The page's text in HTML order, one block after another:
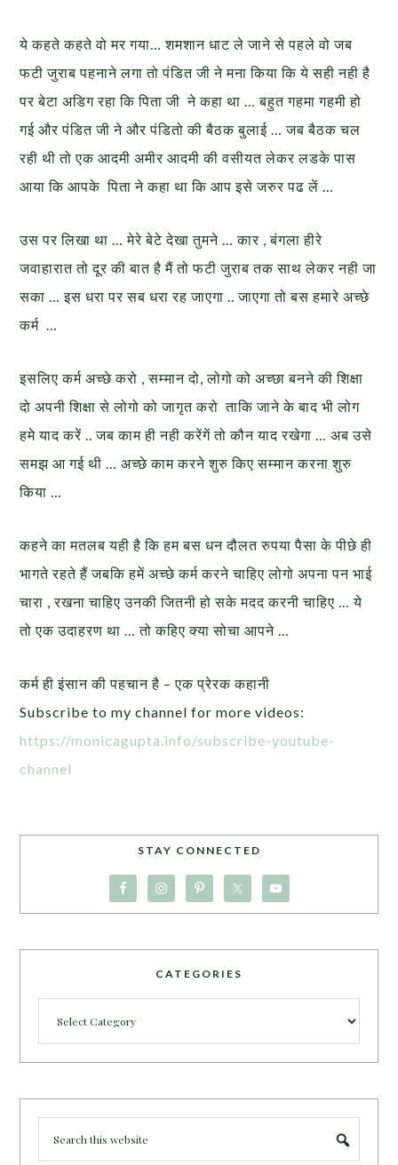
ये कहते कहते वो मर गया… शमशान धाट ले जाने से पहले वो जब
फटी जुराब पहनाने लगा तो पंडित जी ने मना किया कि ये सही नही है
पर बेटा अडिग रहा कि पिता जी ने कहा था … बहुत गहमा गहमी हो
गई और पंडित जी ने और पंडितो की बैठक बुलाई … जब बैठक चल
रही थी तो एक आदमी अमीर आदमी की वसीयत लेकर लडके पास
आया कि आपके पिता ने कहा था कि आप इसे जरुर पढ लें …
उस पर लिखा था … मेरे बेटे देखा तुमने … कार , बंगला हीरे
जवाहारात तो दूर की बात है मैं तो फटी जुराब तक साथ लेकर नही जा
सका … इस धरा पर सब धरा रह जाएगा .. जाएगा तो बस हमारे अच्छे
कर्म …
इसलिए कर्म अच्छे करो , सम्मान दो, लोगो को अच्छा बनने की शिक्षा
दो अपनी शिक्षा से लोगो को जागृत करो ताकि जाने के बाद भी लोग
हमे याद करें .. जब काम ही नही करेंगें तो कौन याद रखेगा … अब उसे
समझ आ गई थी … अच्छे काम करने शुरु किए सम्मान करना शुरु
किया …
कहने का मतलब यही है कि हम बस धन दौलत रुपया पैसा के पीछे ही
भागते रहते हैं जबकि हमें अच्छे कर्म करने चाहिए लोगो अपना पन भाई
चारा , रखना चाहिए उनकी जितनी हो सके मदद करनी चाहिए … ये
तो एक उदाहरण था … तो कहिए क्या सोचा आपने …
कर्म ही इंसान की पहचान है – एक प्रेरक कहानी
Subscribe to my channel for more videos:
https://monicagupta.info/subscribe-youtube-
channel
STAY CONNECTED
CATEGORIES